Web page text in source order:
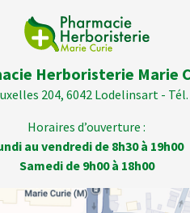
Herboristerie Marie
204, 6042 Lodelinsart - Tél.
Horaires d’ouverture :
au vendredi de 8h30 à 19h00
Samedi de 9h00 à 18h00